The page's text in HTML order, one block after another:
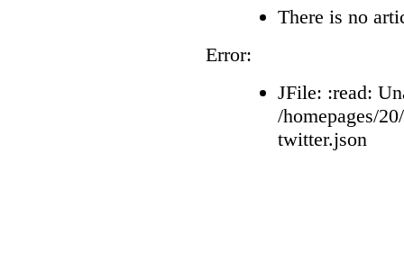
There is no
Error:
JFile: :read:
/homepages/
twitter.json